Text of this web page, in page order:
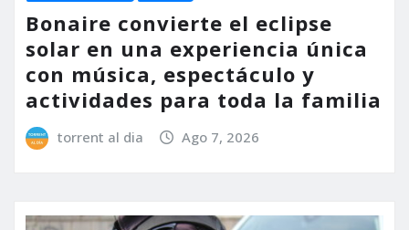
Bonaire convierte el eclipse
solar en una experiencia única
con música, espectáculo y
actividades para toda la familia
torrent al dia Ago 7, 2026